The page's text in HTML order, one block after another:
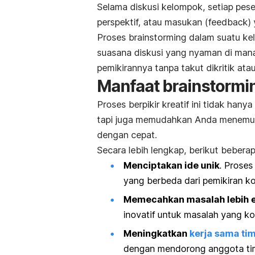
Selama diskusi kelompok, setiap
perspektif, atau masukan (feedback)
Proses brainstorming dalam suatu
suasana diskusi yang nyaman di
pemikirannya tanpa takut dikritik
Manfaat
Proses berpikir kreatif ini tidak
tapi juga memudahkan Anda
dengan cepat.
Secara lebih lengkap, berikut
Menciptakan ide unik. Proses
yang berbeda dari pemikiran
Memecahkan masalah lebih
inovatif untuk masalah yang
Meningkatkan kerja sama tim
dengan mendorong anggota